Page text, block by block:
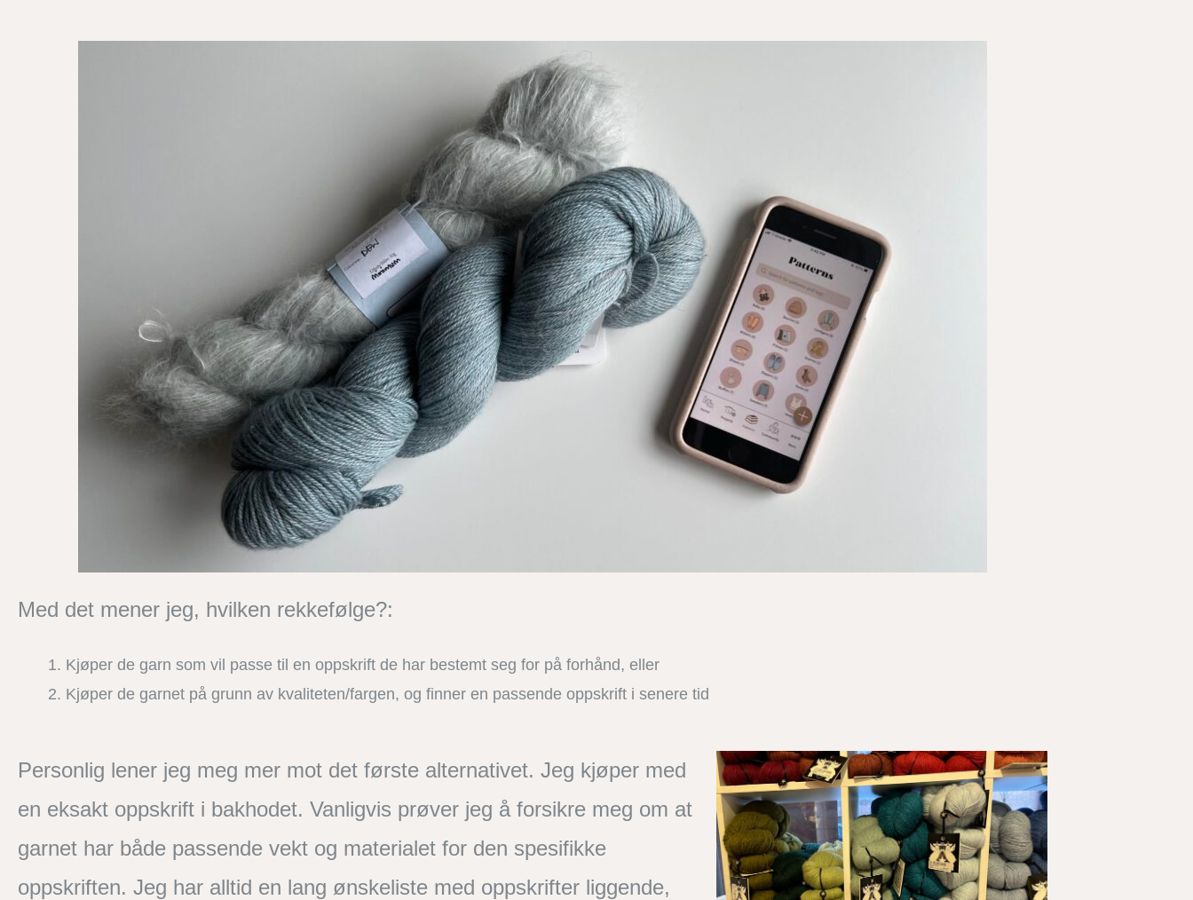
Med det mener jeg, hvilken rekkefølge?:
Kjøper de garn som vil passe til en oppskrift de har bestemt seg for på forhånd, eller
Kjøper de garnet på grunn av kvaliteten/fargen, og finner en passende oppskrift i senere tid
Personlig lener jeg meg mer mot det første alternativet. Jeg kjøper med
en eksakt oppskrift i bakhodet. Vanligvis prøver jeg å forsikre meg om at
garnet har både passende vekt og materialet for den spesifikke
oppskriften. Jeg har alltid en lang ønskeliste med oppskrifter liggende,